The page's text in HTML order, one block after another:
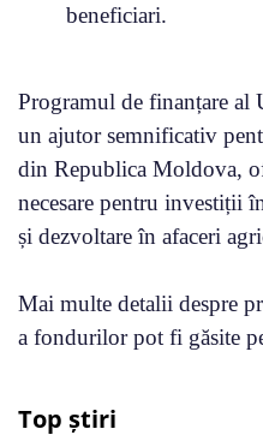
beneficiari.
Programul de finanțare
un ajutor semnificativ
din Republica Moldova,
necesare pentru investiții
și dezvoltare în afaceri
Mai multe detalii despre
a fondurilor pot fi găsite
Top știri